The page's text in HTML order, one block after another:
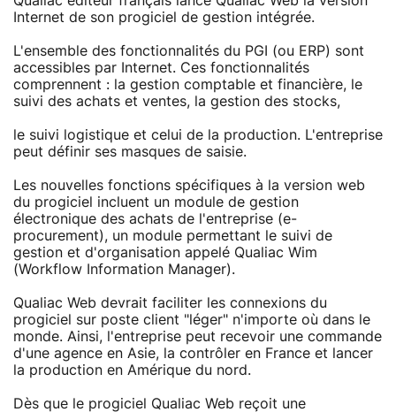
Internet de son progiciel de gestion intégrée.
L'ensemble des fonctionnalités du PGI (ou ERP) sont
accessibles par Internet. Ces fonctionnalités
comprennent : la gestion comptable et financière, le
suivi des achats et ventes, la gestion des stocks,
le suivi logistique et celui de la production. L'entreprise
peut définir ses masques de saisie.
Les nouvelles fonctions spécifiques à la version web
du progiciel incluent un module de gestion
électronique des achats de l'entreprise (e-
procurement), un module permettant le suivi de
gestion et d'organisation appelé Qualiac Wim
(Workflow Information Manager).
Qualiac Web devrait faciliter les connexions du
progiciel sur poste client "léger" n'importe où dans le
monde. Ainsi, l'entreprise peut recevoir une commande
d'une agence en Asie, la contrôler en France et lancer
la production en Amérique du nord.
Dès que le progiciel Qualiac Web reçoit une